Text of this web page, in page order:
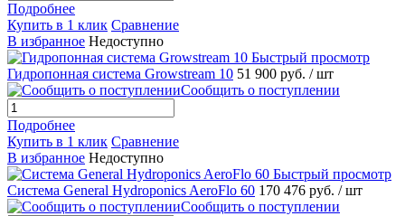
Подробнее
Купить в 1 клик Сравнение
В избранное Недоступно
Быстрый просмотр
Гидропонная система Growstream 10 51 900 руб. / шт
Сообщить о поступлении
Подробнее
Купить в 1 клик Сравнение
В избранное Недоступно
Быстрый просмотр
Система General Hydroponics AeroFlo 60 170 476 руб. / шт
Сообщить о поступлении